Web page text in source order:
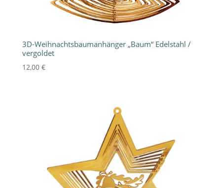
3D-Weihnachtsbaumanhänger „Baum“ Edelstahl /
vergoldet
12,00 €